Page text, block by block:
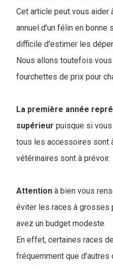
Cet article peut vous aider
annuel d'un félin en bonne
difficile d'estimer les
Nous allons toutefois
fourchettes de prix pour
La première année
supérieur puisque si
tous les accessoires sont
vétérinaires sont à prévoir.
Attention à bien vous
éviter les races à
avez un budget modeste.
En effet, certaines races
fréquemment que